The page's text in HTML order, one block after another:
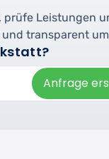
Leistungen
transparent
Anfrage